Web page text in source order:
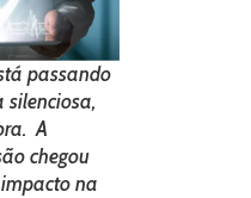
passando
A
chegou
na